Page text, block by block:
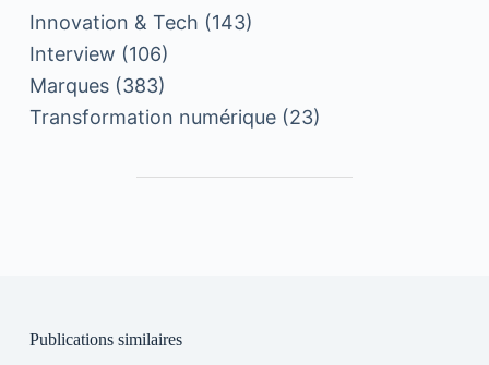
Innovation & Tech (143)
Interview (106)
Marques(383)
Transformation numérique(23)
Publications similaires